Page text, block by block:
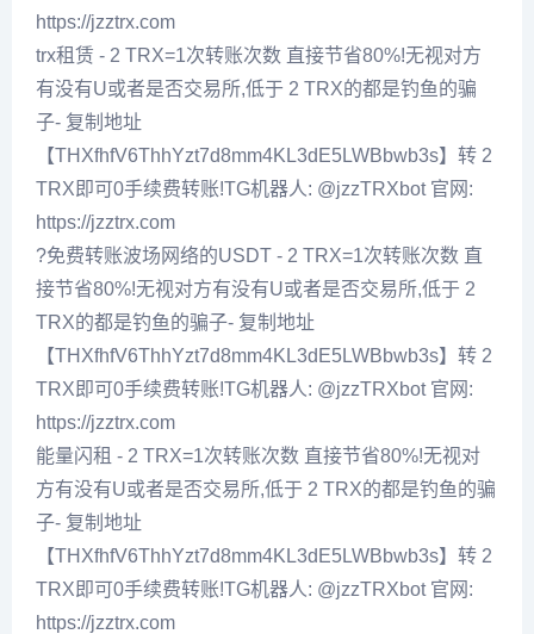
https://jzztrx.com
trx租赁 - 2 TRX=1次转账次数 直接节省80%!无视对方
有没有U或者是否交易所,低于 2 TRX的都是钓鱼的骗
子- 复制地址
【THXfhfV6ThhYzt7d8mm4KL3dE5LWBbwb3s】转 2
TRX即可0手续费转账!TG机器人: @jzzTRXbot 官网:
https://jzztrx.com
?免费转账波场网络的USDT - 2 TRX=1次转账次数 直
接节省80%!无视对方有没有U或者是否交易所,低于 2
TRX的都是钓鱼的骗子- 复制地址
【THXfhfV6ThhYzt7d8mm4KL3dE5LWBbwb3s】转 2
TRX即可0手续费转账!TG机器人: @jzzTRXbot 官网:
https://jzztrx.com
能量闪租 - 2 TRX=1次转账次数 直接节省80%!无视对
方有没有U或者是否交易所,低于 2 TRX的都是钓鱼的骗
子- 复制地址
【THXfhfV6ThhYzt7d8mm4KL3dE5LWBbwb3s】转 2
TRX即可0手续费转账!TG机器人: @jzzTRXbot 官网:
https://jzztrx.com